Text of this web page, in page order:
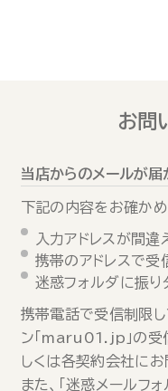
お問
当店からのメールが届
下記の内容をお確かめ
入力アドレスが間違
携帯のアドレスで受
迷惑フォルダに振り
携帯電話で受信制限し
ン「maru01.jp」の受
しくは各契約会社にお
また、「迷惑メールフ